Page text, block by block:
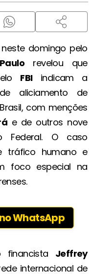
domingo pelo
revelou que
FBIindicam a
aliciamento de
com menções
e de outros nove
Federal. O caso
tráfico humano e
foco especial na
WhatsApp
financista Jeffrey
internacional de